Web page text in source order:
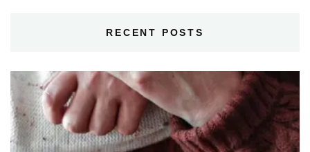
RECENT POSTS